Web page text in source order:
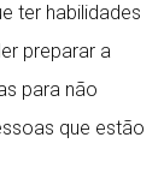
ter habilidades
preparar a
para não
que estão